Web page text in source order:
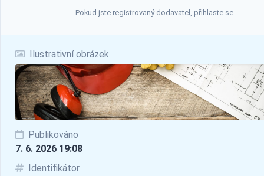
Ilustrativní obrázek
Publikováno
7. 6. 2026 19:08
Identifikátor
Pokud jste registrovaný dodavatel, přihlaste se.